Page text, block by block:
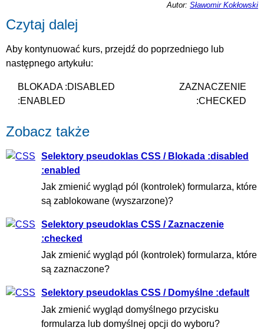
Autor: Sławomir Kokłowski
Czytaj dalej
Aby kontynuować kurs, przejdź do poprzedniego lub
następnego artykułu:
BLOKADA :DISABLED
:ENABLED
ZAZNACZENIE
:CHECKED
Zobacz także
Selektory pseudoklas CSS / Blokada :disabled
:enabled
Jak zmienić wygląd pól (kontrolek) formularza, które
są zablokowane (wyszarzone)?
Selektory pseudoklas CSS / Zaznaczenie
:checked
Jak zmienić wygląd pól (kontrolek) formularza, które
są zaznaczone?
Selektory pseudoklas CSS / Domyślne :default
Jak zmienić wygląd domyślnego przycisku
formularza lub domyślnej opcji do wyboru?